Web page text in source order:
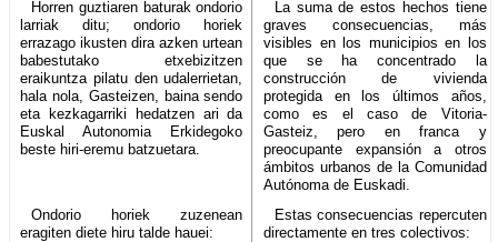
Horren guztiaren baturak ondorio
larriak ditu; ondorio horiek
errazago ikusten dira azken urtean
babestutako etxebizitzen
eraikuntza pilatu den udalerrietan,
hala nola, Gasteizen, baina sendo
eta kezkagarriki hedatzen ari da
Euskal Autonomia Erkidegoko
beste hiri-eremu batzuetara.
La suma de estos hechos tiene
graves consecuencias, más
visibles en los municipios en los
que se ha concentrado la
construcción de vivienda
protegida en los últimos años,
como es el caso de Vitoria-
Gasteiz, pero en franca y
preocupante expansión a otros
ámbitos urbanos de la Comunidad
Autónoma de Euskadi.
Ondorio horiek zuzenean
eragiten diete hiru talde hauei:
Estas consecuencias repercuten
directamente en tres colectivos: